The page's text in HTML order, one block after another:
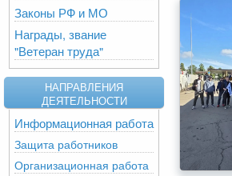
Законы РФ и МО
Награды, звание
"Ветеран труда"
НАПРАВЛЕНИЯ
ДЕЯТЕЛЬНОСТИ
Информационная работа
Защита работников
Организационная работа